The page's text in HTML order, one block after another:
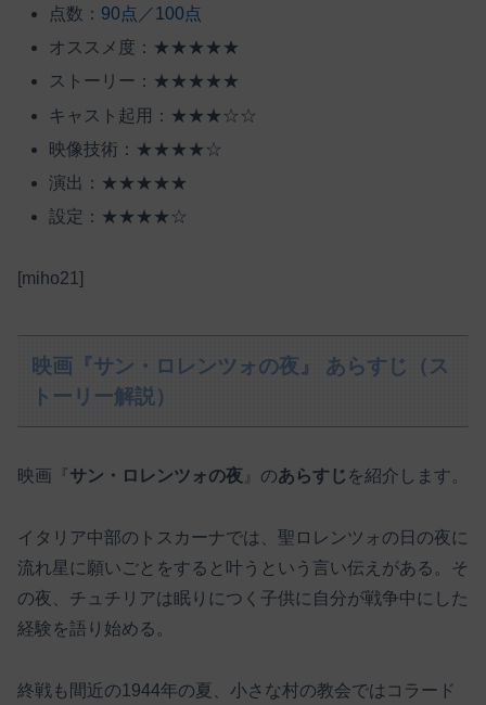
点数： 90点／100点
オススメ度：★★★★★
ストーリー：★★★★★
キャスト起用：★★★☆☆
映像技術：★★★★☆
演出：★★★★★
設定：★★★★☆
[miho21]
映画『サン・ロレンツォの夜』 あらすじ（ス
トーリー解説）
映画『サン・ロレンツォの夜 』のあらすじ を紹介します。
イタリア中部のトスカーナでは、聖ロレンツォの日の夜に
流れ星に願いごとをすると叶うという言い伝えがある。そ
の夜、チュチリアは眠りにつく子供に自分が戦争中にした
経験を語り始める。
終戦も間近の1944年の夏、小さな村の教会ではコラード